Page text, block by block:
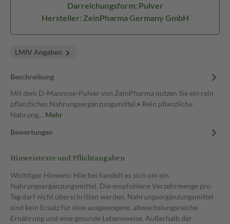
Darreichungsform: Pulver
Hersteller: ZeinPharma Germany GmbH
LMIV Angaben
Beschreibung
Mit dem D-Mannose-Pulver von ZeinPharma nutzen Sie ein rein
pflanzliches Nahrungsergänzungsmittel.• Rein pflanzliche
Nahrung… Mehr
Bewertungen
Hinweistexte und Pflichtangaben
Wichtiger Hinweis: Hierbei handelt es sich um ein
Nahrungsergänzungsmittel. Die empfohlene Verzehrmenge pro
Tag darf nicht überschritten werden. Nahrungsergänzungsmittel
sind kein Ersatz für eine ausgewogene, abwechslungsreiche
Ernährung und eine gesunde Lebensweise. Außerhalb der